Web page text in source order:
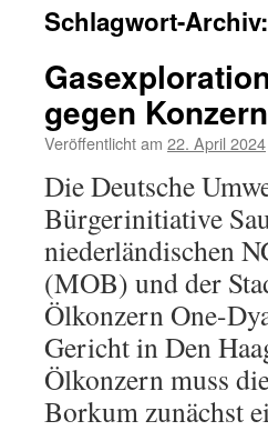
Schlagwort-Archiv:
gegen
Veröffentlicht am 22. April 2024
Die Deutsche
Bürgerinitiative
niederländischen
(MOB) und der
Ölkonzern One-
Gericht in Den
Ölkonzern muss
Borkum zunächst